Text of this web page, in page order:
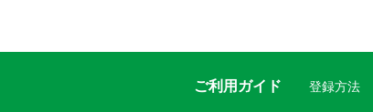
ご利用ガイド 登録方法